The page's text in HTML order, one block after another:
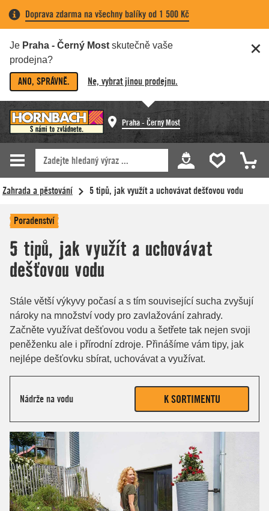
Doprava zdarma na všechny balíky od 1 500 Kč
Je Praha - Černý Most skutečně vaše
prodejna?
ANO, SPRÁVNĚ. Ne, vybrat jinou prodejnu.
Praha - Černý Most